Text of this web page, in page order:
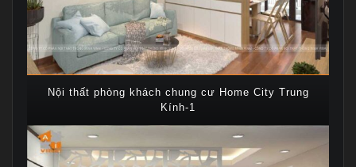
Nội thất phòng khách chung cư Home City Trung
Kính-1